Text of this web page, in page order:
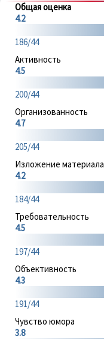
Общая оценка
4.2
186/44
Активность
4.5
200/44
Организованность
4.7
205/44
Изложение материала
4.2
184/44
Требовательность
4.5
197/44
Объективность
4.3
191/44
Чувство юмора
3.8